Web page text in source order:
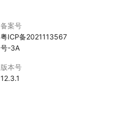
备案号
粤ICP备2021113567
号-3A
版本号
12.3.1